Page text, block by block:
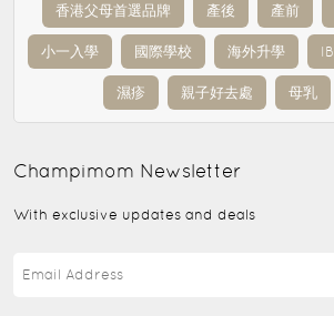
香港父母首選品牌 產後 產前
小一入學 國際學校 海外升學
濕疹 親子好去處 母乳
Champimom Newsletter
With exclusive updates and deals